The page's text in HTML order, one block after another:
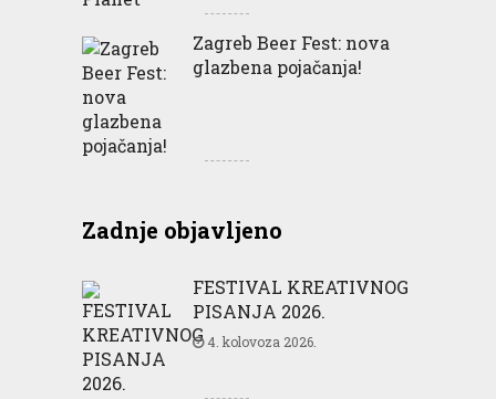
Zagreb Beer Fest: nova
glazbena pojačanja!
Zadnje objavljeno
FESTIVAL KREATIVNOG
PISANJA 2026.
4. kolovoza 2026.